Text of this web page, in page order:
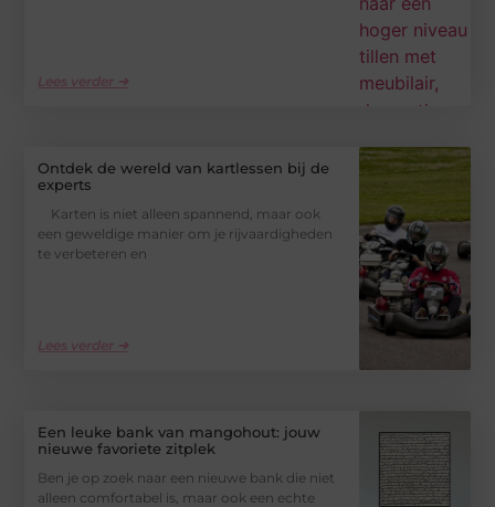
Lees verder ➜
Ontdek de wereld van kartlessen bij de
experts
Karten is niet alleen spannend, maar ook
een geweldige manier om je rijvaardigheden
te verbeteren en
Lees verder ➜
Een leuke bank van mangohout: jouw
nieuwe favoriete zitplek
Ben je op zoek naar een nieuwe bank die niet
alleen comfortabel is, maar ook een echte